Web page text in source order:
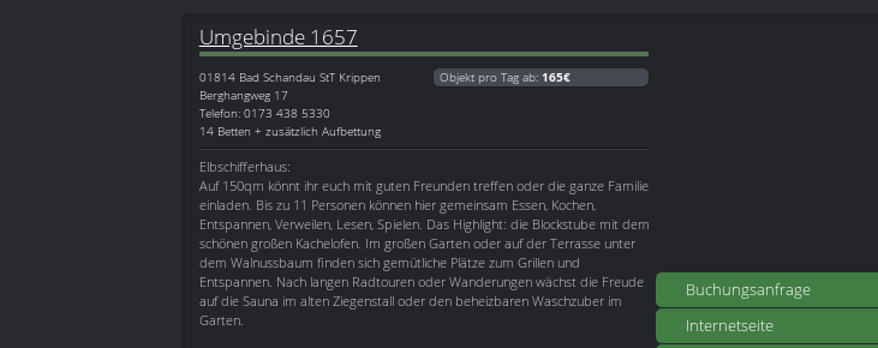
Buchungsanfrage
Internetseite
Umgebinde 1657
01814 Bad Schandau StT Krippen
Berghangweg 17
Telefon: 0173 438 5330
14 Betten + zusätzlich Aufbettung
Objekt pro Tag ab: 165€
Elbschifferhaus:
Auf 150qm könnt ihr euch mit guten Freunden treffen oder die ganze Familie
einladen. Bis zu 11 Personen können hier gemeinsam Essen, Kochen,
Entspannen, Verweilen, Lesen, Spielen. Das Highlight: die Blockstube mit dem
schönen großen Kachelofen. Im großen Garten oder auf der Terrasse unter
dem Walnussbaum finden sich gemütliche Plätze zum Grillen und
Entspannen. Nach langen Radtouren oder Wanderungen wächst die Freude
auf die Sauna im alten Ziegenstall oder den beheizbaren Waschzuber im
Garten.